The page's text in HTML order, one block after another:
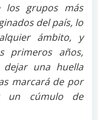
los grupos más
del país, lo
ámbito, y
primeros años,
dejar una huella
marcará de por
un cúmulo de